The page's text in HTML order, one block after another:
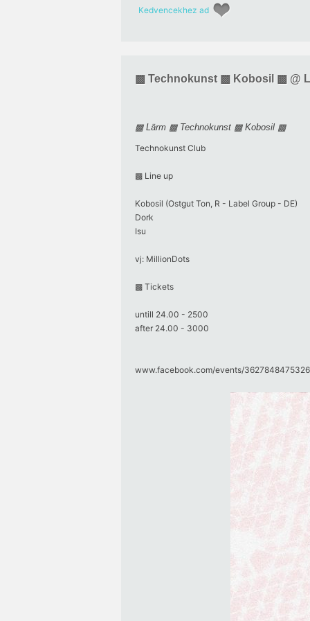
Kedvencekhez ad
▩ Technokunst ▩ Kobosil ▩ @
▩ Lärm ▩ Technokunst ▩ Kobosil ▩
Technokunst Club
▩ Line up
Kobosil (Ostgut Ton, R - Label Group - DE)
Dork
Isu
vj: MillionDots
▩ Tickets
untill 24.00 - 2500
after 24.00 - 3000
www.facebook.com/​events/​